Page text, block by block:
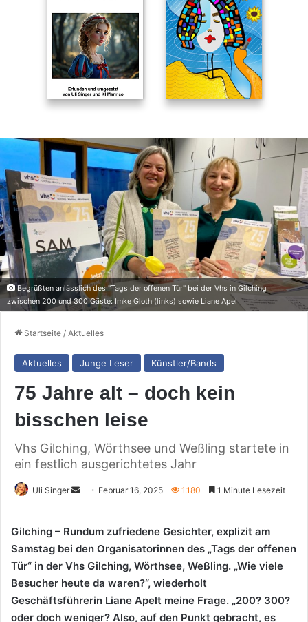
Begrüßten anlässlich des "Tags der offenen Tür" bei der Vhs in Gilching
zwischen 200 und 300 Gäste: Imke Gloth (links) sowie Liane Apel
Startseite / Aktuelles
Aktuelles Junge Leser Künstler/Bands
75 Jahre alt – doch kein
bisschen leise
Vhs Gilching, Wörthsee und Weßling startete in
ein festlich ausgerichtetes Jahr
Uli Singer
Sende
E-
Mail
Februar 16, 2025 1.180 1 Minute Lesezeit
Gilching – Rundum zufriedene Gesichter, explizit am
Samstag bei den Organisatorinnen des „Tags der offenen
Tür“ in der Vhs Gilching, Wörthsee, Weßling. „Wie viele
Besucher heute da waren?“, wiederholt
Geschäftsführerin Liane Apelt meine Frage. „200? 300?
oder doch weniger? Also, auf den Punkt gebracht, es